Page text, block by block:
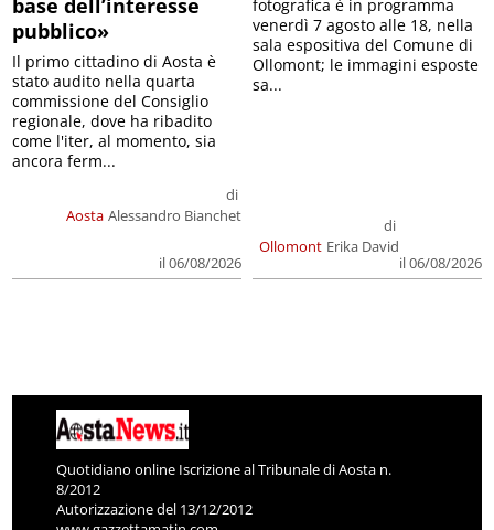
base dell’interesse
pubblico»
Aosta
di
Alessandro Bianchet
il 06/08/2026
Il primo cittadino di Aosta è
stato audito nella quarta
commissione del Consiglio
regionale, dove ha ribadito
come l'iter, al momento, sia
ancora ferm...
Ollomont
di
Erika David
il 06/08/2026
fotografica è in programma
venerdì 7 agosto alle 18, nella
sala espositiva del Comune di
Ollomont; le immagini esposte
sa...
Quotidiano online Iscrizione al Tribunale di Aosta n.
8/2012
Autorizzazione del 13/12/2012